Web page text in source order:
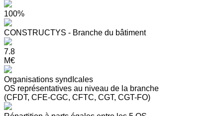
100%
CONSTRUCTYS - Branche du bâtiment
7.8
M€
Organisations syndIcales
OS représentatives au niveau de la branche
(CFDT, CFE-CGC, CFTC, CGT, CGT-FO)